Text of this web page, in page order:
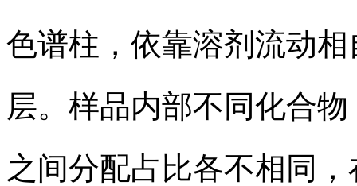
色谱柱，依靠溶剂流动
层。样品内部不同化合
之间分配占比各不相同